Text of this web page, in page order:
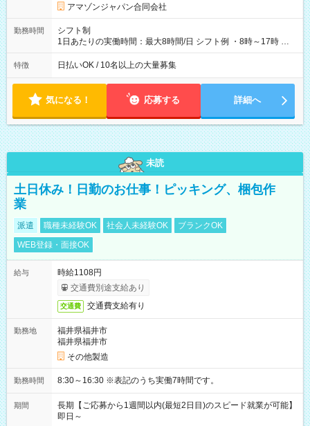
です。
アマゾンジャパン合同会社
勤務時間
シフト制
1日あたりの実働時間：最大8時間/日 シフト例 ・8時～17時 ・
12時～21時
特徴 日払いOK / 10名以上の大量募集
気になる！ 応募する 詳細へ
未読
土日休み！日勤のお仕事！ピッキング、梱包作
業
派遣 職種未経験OK 社会人未経験OK
ブランクOK
WEB登録・面接OK
給与
時給1108円
交通費別途支給あり
交通費 交通費支給有り
勤務地
福井県福井市
福井県福井市
その他製造
勤務時間 8:30～16:30 ※表記のうち実働7時間です。
期間
長期【ご応募から1週間以内(最短2日目)のスピード就業が可能】
即日～